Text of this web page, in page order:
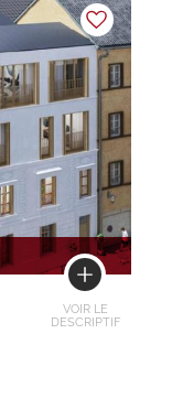
VOIR LE
DESCRIPTIF